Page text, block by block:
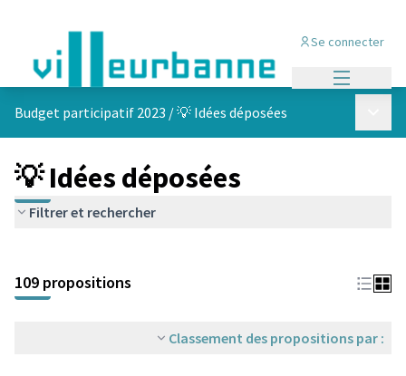
Se connecter
Budget participatif 2023 /💡 Idées déposées
💡 Idées déposées
Filtrer et rechercher
+
−
109 propositions
Classement des propositions par :